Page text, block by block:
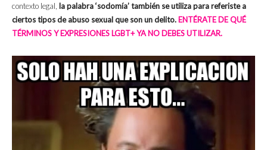
contexto legal, la palabra ‘sodomía’ también se utiliza para referiste a
ciertos tipos de abuso sexual que son un delito.ENTÉRATE DE QUÉ
TÉRMINOS Y EXPRESIONES LGBT+ YA NO DEBES UTILIZAR.